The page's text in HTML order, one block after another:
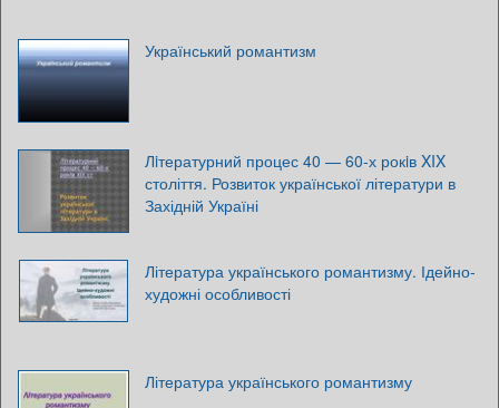
Український романтизм
Лiтературний процес 40 — 60-х рокiв XIX
століття. Розвиток української літератури в
Західній Україні
Література українського романтизму. Ідейно-
художні особливості
Література українського романтизму